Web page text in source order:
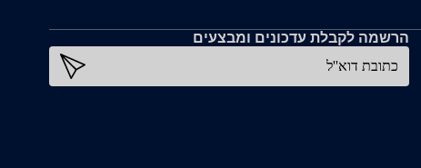
הרשמה לקבלת עדכונים ומבצעים
כתובת דוא''ל